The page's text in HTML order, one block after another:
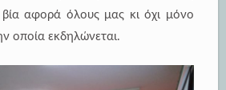
βία αφορά όλους μας κι όχι μόνο
οποία εκδηλώνεται.